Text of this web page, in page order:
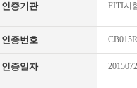
인증기관 FITI시
인증번호
인증일자